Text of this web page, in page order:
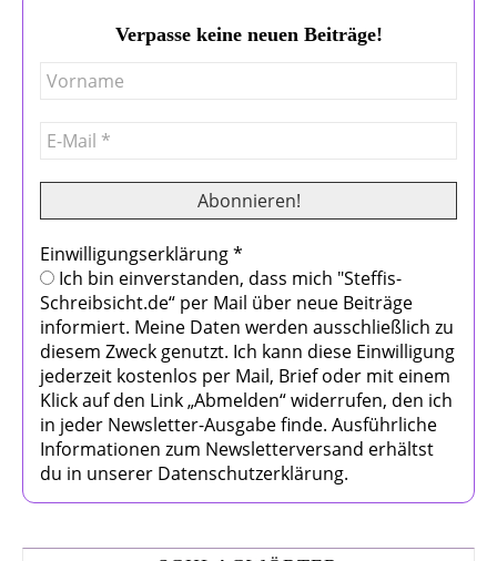
Verpasse keine neuen Beiträge!
Einwilligungserklärung*
Ich bin einverstanden, dass mich "Steffis-
Schreibsicht.de“ per Mail über neue Beiträge
informiert. Meine Daten werden ausschließlich zu
diesem Zweck genutzt. Ich kann diese Einwilligung
jederzeit kostenlos per Mail, Brief oder mit einem
Klick auf den Link „Abmelden“ widerrufen, den ich
in jeder Newsletter-Ausgabe finde. Ausführliche
Informationen zum Newsletterversand erhältst
du in unserer Datenschutzerklärung.